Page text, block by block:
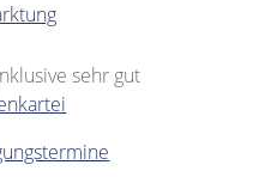
sehr gut